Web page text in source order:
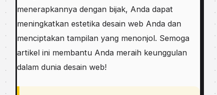
menerapkannya dengan bijak, Anda dapat
meningkatkan estetika desain web Anda dan
menciptakan tampilan yang menonjol. Semoga
artikel ini membantu Anda meraih keunggulan
dalam dunia desain web!